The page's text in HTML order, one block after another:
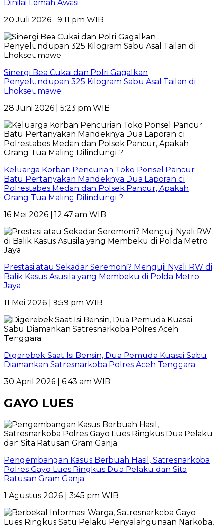
Dinilai Lemah Awasi
20 Juli 2026 | 9:11 pm WIB
Sinergi Bea Cukai dan Polri Gagalkan
Penyelundupan 325 Kilogram Sabu Asal Tailan di
Lhokseumawe
28 Juni 2026 | 5:23 pm WIB
Keluarga Korban Pencurian Toko Ponsel Pancur
Batu Pertanyakan Mandeknya Dua Laporan di
Polrestabes Medan dan Polsek Pancur, Apakah
Orang Tua Maling Dilindungi ?
16 Mei 2026 | 12:47 am WIB
Prestasi atau Sekadar Seremoni? Menguji Nyali RW di
Balik Kasus Asusila yang Membeku di Polda Metro
Jaya
11 Mei 2026 | 9:59 pm WIB
Digerebek Saat Isi Bensin, Dua Pemuda Kuasai Sabu
Diamankan Satresnarkoba Polres Aceh Tenggara
30 April 2026 | 6:43 am WIB
GAYO LUES
Pengembangan Kasus Berbuah Hasil, Satresnarkoba
Polres Gayo Lues Ringkus Dua Pelaku dan Sita
Ratusan Gram Ganja
1 Agustus 2026 | 3:45 pm WIB